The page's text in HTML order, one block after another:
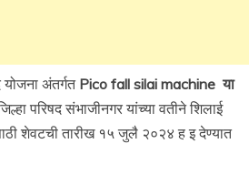
योजना अंतर्गत Pico fall silai machine या
परिषद संभाजीनगर यांच्या वतीने शिलाई
शेवटची तारीख १५ जुलै २०२४ ह इ देण्यात